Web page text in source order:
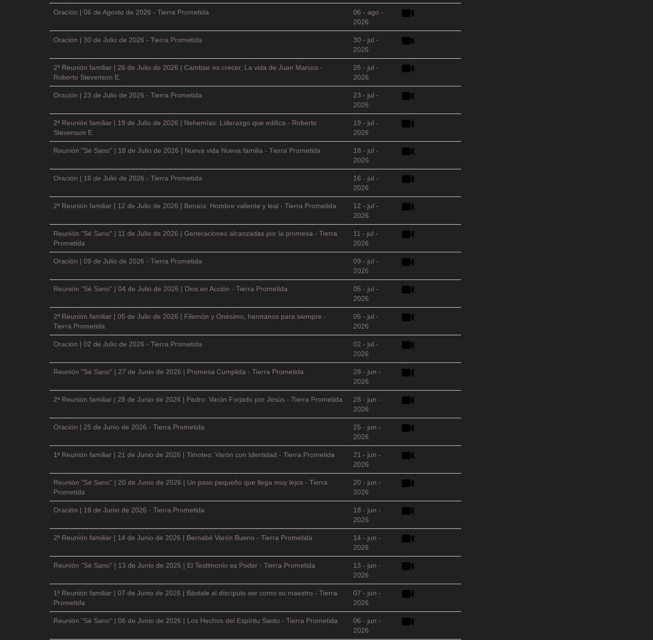
Oración | 06 de Agosto de 2026 - Tierra Prometida
06 - ago -
2026
Oración | 30 de Julio de 2026 - Tierra Prometida
30 - jul -
2026
2ª Reunión familiar | 26 de Julio de 2026 | Cambiar es crecer, La vida de Juan Marcos -
Roberto Stevenson E.
26 - jul -
2026
Oración | 23 de Julio de 2026 - Tierra Prometida
23 - jul -
2026
2ª Reunión familiar | 19 de Julio de 2026 | Nehemías: Liderazgo que edifica - Roberto
Stevenson E.
19 - jul -
2026
Reunión "Sé Sano" | 18 de Julio de 2026 | Nueva vida Nueva familia - Tierra Prometida
18 - jul -
2026
Oración | 16 de Julio de 2026 - Tierra Prometida
16 - jul -
2026
2ª Reunión familiar | 12 de Julio de 2026 | Benaía: Hombre valiente y leal - Tierra Prometida
12 - jul -
2026
Reunión "Sé Sano" | 11 de Julio de 2026 | Generaciones alcanzadas por la promesa - Tierra
Prometida
11 - jul -
2026
Oración | 09 de Julio de 2026 - Tierra Prometida
09 - jul -
2026
Reunión "Sé Sano" | 04 de Julio de 2026 | Dios en Acción - Tierra Prometida
05 - jul -
2026
2ª Reunión familiar | 05 de Julio de 2026 | Filemón y Onésimo, hermanos para siempre -
Tierra Prometida
05 - jul -
2026
Oración | 02 de Julio de 2026 - Tierra Prometida
02 - jul -
2026
Reunión "Sé Sano" | 27 de Junio de 2026 | Promesa Cumplida - Tierra Prometida
28 - jun -
2026
2ª Reunión familiar | 28 de Junio de 2026 | Pedro: Varón Forjado por Jesús - Tierra Prometida
28 - jun -
2026
Oración | 25 de Junio de 2026 - Tierra Prometida
25 - jun -
2026
1ª Reunión familiar | 21 de Junio de 2026 | Timoteo: Varón con Identidad - Tierra Prometida
21 - jun -
2026
Reunión "Sé Sano" | 20 de Junio de 2026 | Un paso pequeño que llega muy lejos - Tierra
Prometida
20 - jun -
2026
Oración | 18 de Junio de 2026 - Tierra Prometida
18 - jun -
2026
2ª Reunión familiar | 14 de Junio de 2026 | Bernabé Varón Bueno - Tierra Prometida
14 - jun -
2026
Reunión "Sé Sano" | 13 de Junio de 2026 | El Testimonio es Poder - Tierra Prometida
13 - jun -
2026
1ª Reunión familiar | 07 de Junio de 2026 | Bástale al discípulo ser como su maestro - Tierra
Prometida
07 - jun -
2026
Reunión "Sé Sano" | 06 de Junio de 2026 | Los Hechos del Espíritu Santo - Tierra Prometida
06 - jun -
2026